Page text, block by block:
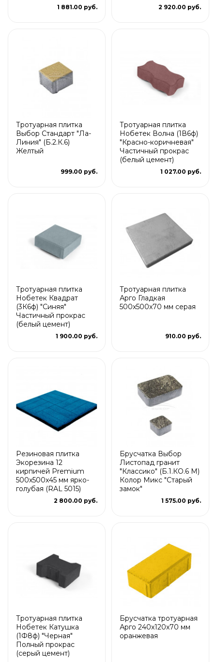
1 881.00 руб. 2 920.00 руб.
Тротуарная плитка
Выбор Стандарт "Ла-
Линия" (Б.2.К.6)
Желтый
999.00 руб.
Тротуарная плитка
Нобетек Волна (1В6ф)
"Красно-коричневая"
Частичный прокрас
(белый цемент)
1 027.00 руб.
Тротуарная плитка
Нобетек Квадрат
(3К6ф) "Синяя"
Частичный прокрас
(белый цемент)
1 900.00 руб.
Тротуарная плитка
Арго Гладкая
500x500x70 мм серая
910.00 руб.
Резиновая плитка
Экорезина 12
кирпичей Premium
500x500x45 мм ярко-
голубая (RAL 5015)
2 800.00 руб.
Брусчатка Выбор
Листопад гранит
"Классико" (Б.1.КО.6 М)
Колор Микс "Старый
замок"
1 575.00 руб.
Тротуарная плитка
Нобетек Катушка
(1Ф8ф) "Черная"
Полный прокрас
(серый цемент)
Брусчатка тротуарная
Арго 240x120x70 мм
оранжевая